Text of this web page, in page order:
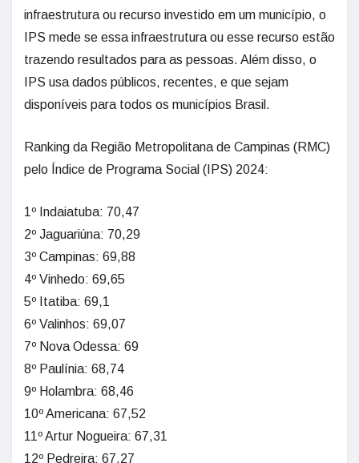
infraestrutura ou recurso investido em um município, o
IPS mede se essa infraestrutura ou esse recurso estão
trazendo resultados para as pessoas. Além disso, o
IPS usa dados públicos, recentes, e que sejam
disponíveis para todos os municípios Brasil.
Ranking da Região Metropolitana de Campinas (RMC)
pelo Índice de Programa Social (IPS) 2024:
1º Indaiatuba: 70,47
2º Jaguariúna: 70,29
3º Campinas: 69,88
4º Vinhedo: 69,65
5º Itatiba: 69,1
6º Valinhos: 69,07
7º Nova Odessa: 69
8º Paulínia: 68,74
9º Holambra: 68,46
10º Americana: 67,52
11º Artur Nogueira: 67,31
12º Pedreira: 67,27